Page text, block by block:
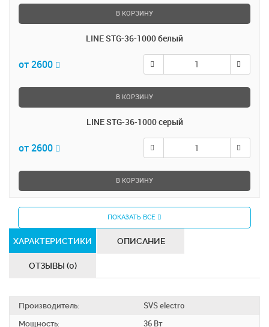
В КОРЗИНУ
LINE STG-36-1000 белый
от 2600
В КОРЗИНУ
LINE STG-36-1000 серый
от 2600
В КОРЗИНУ
ПОКАЗАТЬ ВСЕ
ХАРАКТЕРИСТИКИ ОПИСАНИЕ
ОТЗЫВЫ (0)
Производитель:
SVS electro
Мощность:
36 Вт